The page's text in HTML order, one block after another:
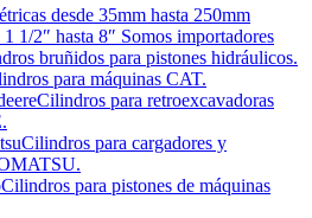
desde 35mm hasta 250mm
1 1/2″ hasta 8″ Somos importadores
bruñidos para pistones hidráulicos.
para máquinas CAT.
Cilindros para retroexcavadoras
Cilindros para cargadores y
Cilindros para pistones de máquinas